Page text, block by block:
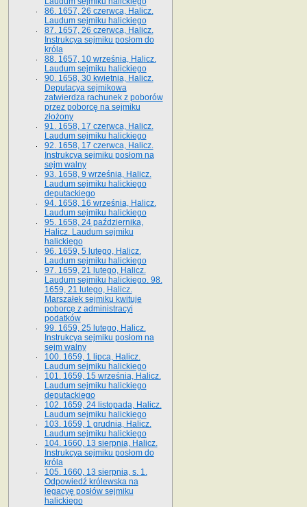
86. 1657, 26 czerwca, Halicz.
Laudum sejmiku halickiego
87. 1657, 26 czerwca, Halicz.
Instrukcya sejmiku posłom do
króla
88. 1657, 10 września, Halicz.
Laudum sejmiku halickiego
90. 1658, 30 kwietnia, Halicz.
Deputacya sejmikowa
zatwierdza rachunek z poborów
przez poborcę na sejmiku
złożony
91. 1658, 17 czerwca, Halicz.
Laudum sejmiku halickiego
92. 1658, 17 czerwca, Halicz.
Instrukcya sejmiku posłom na
sejm walny
93. 1658, 9 września, Halicz.
Laudum sejmiku halickiego
deputackiego
94. 1658, 16 września, Halicz.
Laudum sejmiku halickiego
95. 1658, 24 października,
Halicz. Laudum sejmiku
halickiego
96. 1659, 5 lutego, Halicz.
Laudum sejmiku halickiego
97. 1659, 21 lutego, Halicz.
Laudum sejmiku halickiego. 98.
1659, 21 lutego, Halicz.
Marszałek sejmiku kwituje
poborcę z administracyi
podatków
99. 1659, 25 lutego, Halicz.
Instrukcya sejmiku posłom na
sejm walny
100. 1659, 1 lipca, Halicz.
Laudum sejmiku halickiego
101. 1659, 15 września, Halicz.
Laudum sejmiku halickiego
deputackiego
102. 1659, 24 listopada, Halicz.
Laudum sejmiku halickiego
103. 1659, 1 grudnia, Halicz.
Laudum sejmiku halickiego
104. 1660, 13 sierpnia, Halicz.
Instrukcya sejmiku posłom do
króla
105. 1660, 13 sierpnia, s. 1.
Odpowiedź królewska na
legacyę posłów sejmiku
halickiego